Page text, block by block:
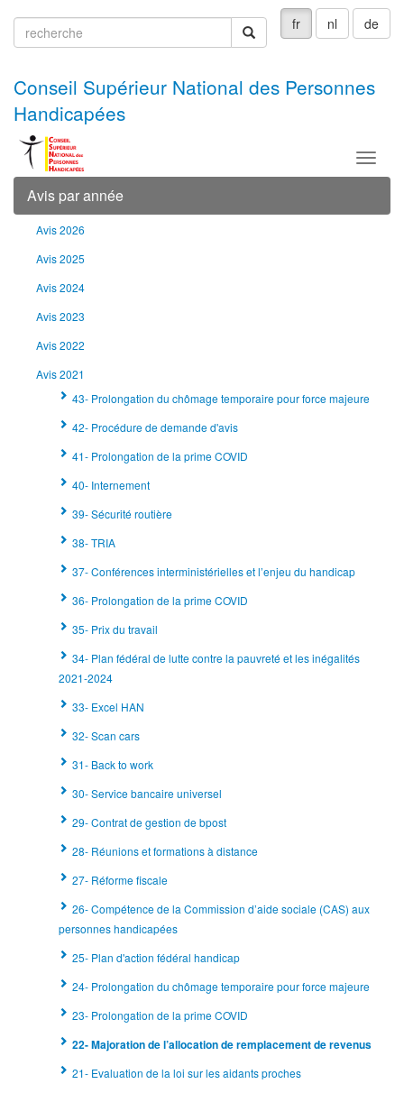
fr nl de
recherche
Conseil Supérieur National des Personnes
Handicapées
Menu
Avis par année
Avis 2026
Avis 2025
Avis 2024
Avis 2023
Avis 2022
Avis 2021
43- Prolongation du chômage temporaire pour force majeure
42- Procédure de demande d'avis
41- Prolongation de la prime COVID
40- Internement
39- Sécurité routière
38- TRIA
37- Conférences interministérielles et l’enjeu du handicap
36- Prolongation de la prime COVID
35- Prix du travail
34- Plan fédéral de lutte contre la pauvreté et les inégalités
2021-2024
33- Excel HAN
32- Scan cars
31- Back to work
30- Service bancaire universel
29- Contrat de gestion de bpost
28- Réunions et formations à distance
27- Réforme fiscale
26- Compétence de la Commission d’aide sociale (CAS) aux
personnes handicapées
25- Plan d'action fédéral handicap
24- Prolongation du chômage temporaire pour force majeure
23- Prolongation de la prime COVID
22- Majoration de l’allocation de remplacement de revenus
21- Evaluation de la loi sur les aidants proches